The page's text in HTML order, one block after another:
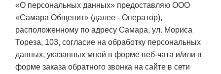
«О персональных данных» предоставляю ООО
«Самара Общепит» (далее - Оператор),
расположенному по адресу Самара, ул. Мориса
Тореза, 103, согласие на обработку персональных
данных, указанных мной в форме веб-чата и/или в
форме заказа обратного звонка на сайте в сети